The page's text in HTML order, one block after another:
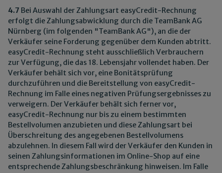
4.7 Bei Auswahl der Zahlungsart easyCredit-Rechnung
erfolgt die Zahlungsabwicklung durch die TeamBank AG
Nürnberg (im folgenden "TeamBank AG"), an die der
Verkäufer seine Forderung gegenüber dem Kunden abtritt.
easyCredit-Rechnung steht ausschließlich Verbrauchern
zur Verfügung, die das 18. Lebensjahr vollendet haben. Der
Verkäufer behält sich vor, eine Bonitätsprüfung
durchzuführen und die Bereitstellung von easyCredit-
Rechnung im Falle eines negativen Prüfungsergebnisses zu
verweigern. Der Verkäufer behält sich ferner vor,
easyCredit-Rechnung nur bis zu einem bestimmten
Bestellvolumen anzubieten und diese Zahlungsart bei
Überschreitung des angegebenen Bestellvolumens
abzulehnen. In diesem Fall wird der Verkäufer den Kunden in
seinen Zahlungsinformationen im Online-Shop auf eine
entsprechende Zahlungsbeschränkung hinweisen. Im Falle